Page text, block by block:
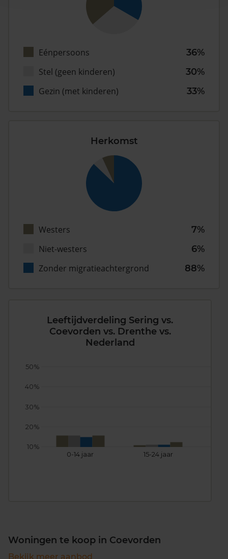
Eénpersoons
36%
Stel (geen kinderen)
30%
Gezin (met kinderen)
33%
Herkomst
Westers
7%
Niet-westers
6%
Zonder migratieachtergrond
88%
Leeftijdverdeling Sering vs.
Coevorden vs. Drenthe vs.
Nederland
0-14 jaar 15-24 jaar
10%
20%
30%
40%
50%
Woningen te koop in Coevorden
Bekijk meer aanbod